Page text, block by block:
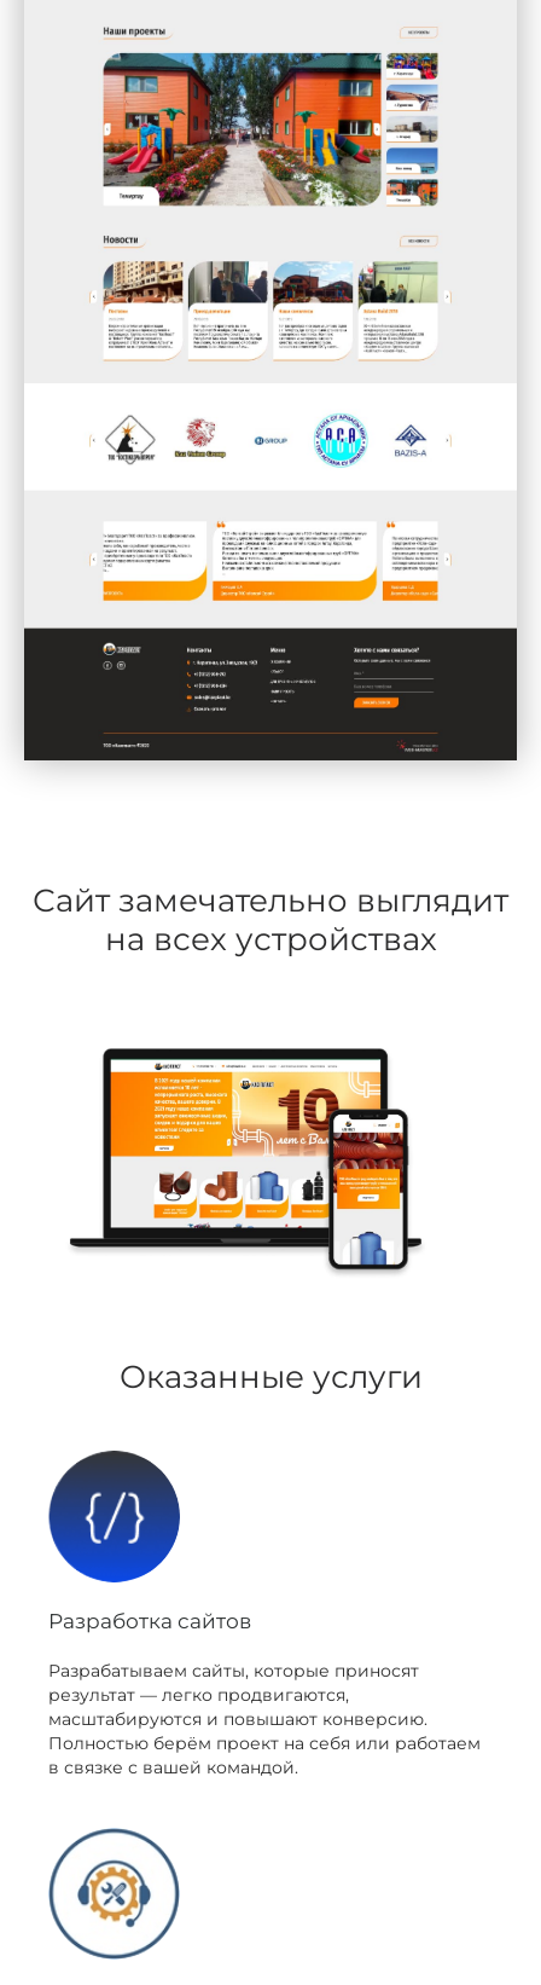
Сайт замечательно выглядит
на всех устройствах
Оказанные услуги
Разработка сайтов
Разрабатываем сайты, которые приносят
результат — легко продвигаются,
масштабируются и повышают конверсию.
Полностью берём проект на себя или работаем
в связке с вашей командой.